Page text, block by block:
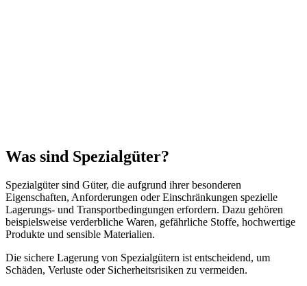
Was sind Spezialgüter?
Spezialgüter sind Güter, die aufgrund ihrer besonderen
Eigenschaften, Anforderungen oder Einschränkungen spezielle
Lagerungs- und Transportbedingungen erfordern. Dazu gehören
beispielsweise verderbliche Waren, gefährliche Stoffe, hochwertige
Produkte und sensible Materialien.
Die sichere Lagerung von Spezialgütern ist entscheidend, um
Schäden, Verluste oder Sicherheitsrisiken zu vermeiden.